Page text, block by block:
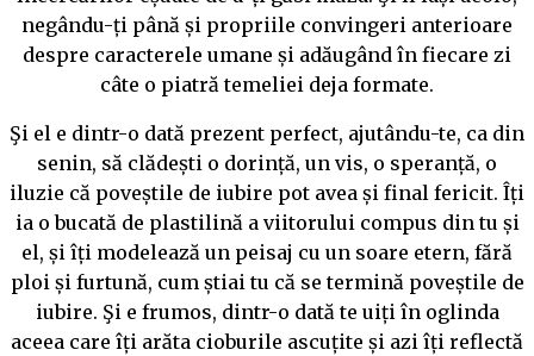
negându-ți până și propriile convingeri anterioare
despre caracterele umane și adăugând în fiecare zi
câte o piatră temeliei deja formate.
Şi el e dintr-o dată prezent perfect, ajutându-te, ca din
senin, să clădești o dorință, un vis, o speranță, o
iluzie că poveștile de iubire pot avea și final fericit. Îți
ia o bucată de plastilină a viitorului compus din tu și
el, și îți modelează un peisaj cu un soare etern, fără
ploi și furtună, cum știai tu că se termină poveștile de
iubire. Şi e frumos, dintr-o dată te uiți în oglinda
aceea care îți arăta cioburile ascuțite și azi îți reflectă